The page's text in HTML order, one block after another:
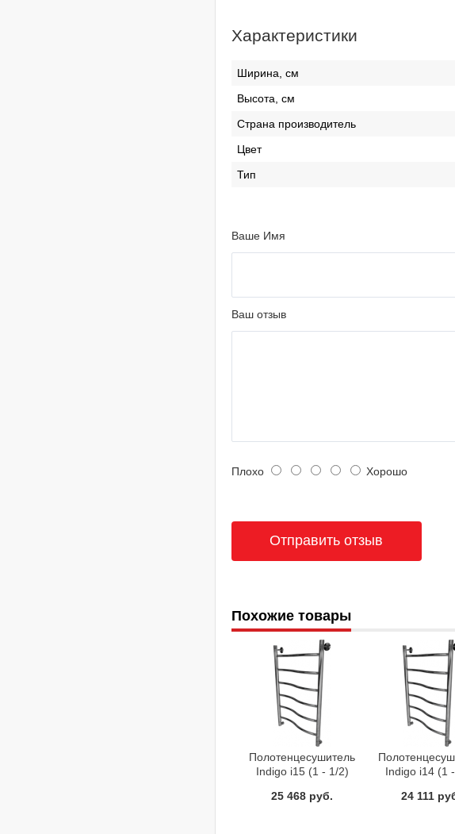
Характеристики
Ширина, см
Высота, см
Страна производитель
Цвет
Тип
Ваше Имя
Ваш отзыв
Плохо Хорошо
Похожие товары
Полотенцесушитель
Indigo i15 (1 - 1/2)
25 468 руб.
Indigo i14 (1
24 111